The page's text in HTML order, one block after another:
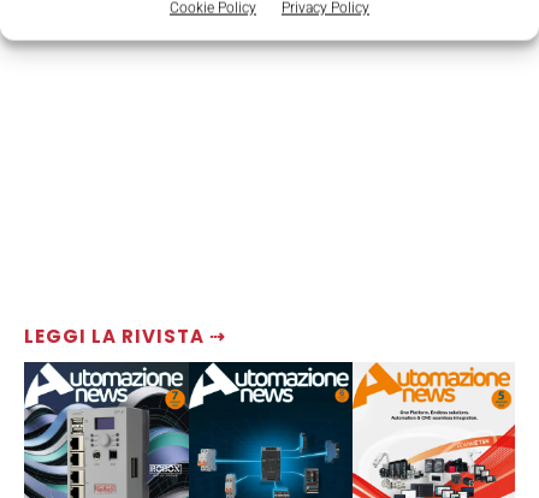
Cookie Policy Privacy Policy
LEGGI LA RIVISTA ⇢